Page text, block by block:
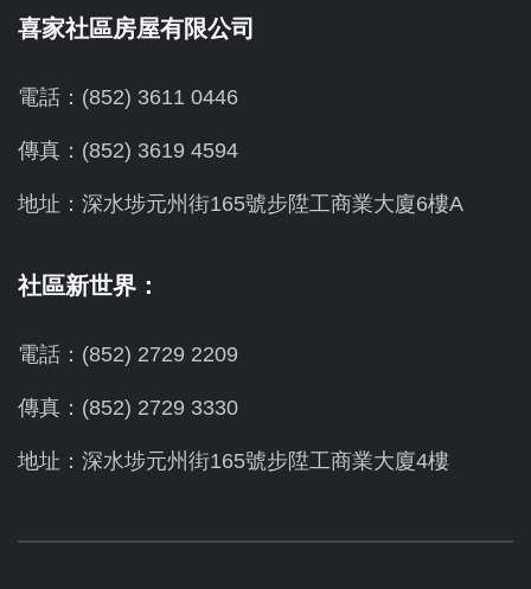
喜家社區房屋有限公司
電話：(852) 3611 0446
傳真：(852) 3619 4594
地址： 深水埗元州街165號步陞工商業大廈6樓A
社區新世界：
電話：(852) 2729 2209
傳真：(852) 2729 3330
地址：深水埗元州街165號步陞工商業大廈4樓